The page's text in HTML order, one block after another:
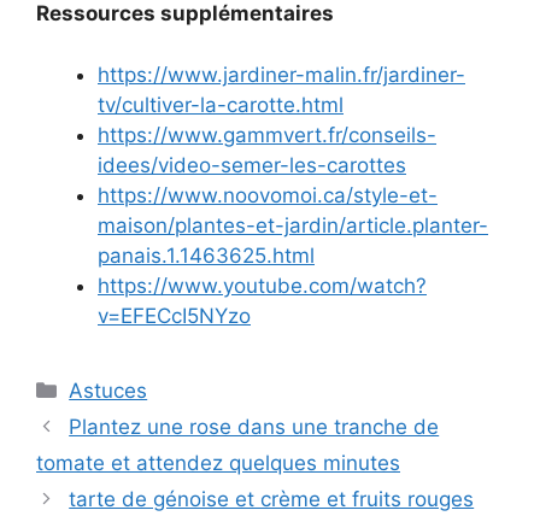
Ressources supplémentaires
https://www.jardiner-malin.fr/jardiner-
tv/cultiver-la-carotte.html
https://www.gammvert.fr/conseils-
idees/video-semer-les-carottes
https://www.noovomoi.ca/style-et-
maison/plantes-et-jardin/article.planter-
panais.1.1463625.html
https://www.youtube.com/watch?
v=EFECcI5NYzo
Categories
Astuces
Plantez une rose dans une tranche de
tomate et attendez quelques minutes
tarte de génoise et crème et fruits rouges